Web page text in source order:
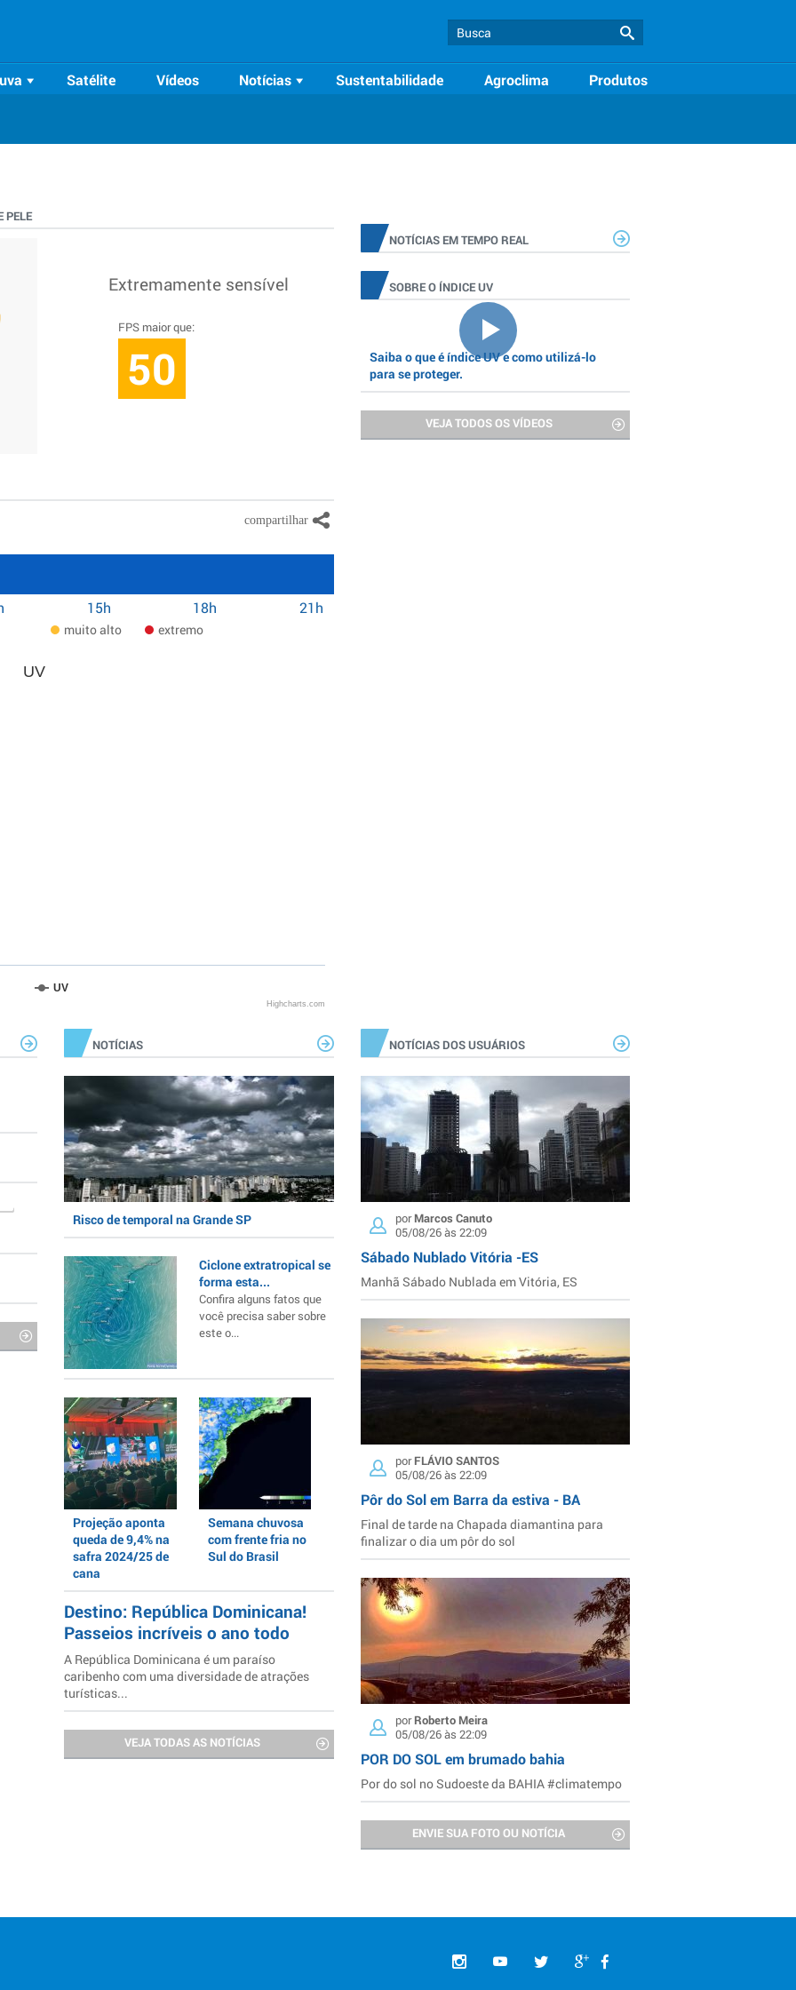
Satélite Vídeos Notícias Sustentabilidade Agroclima Produtos
PELE
Extremamente sensível
FPS maior que:
50
15h 18h 21h
muito alto extremo
UV
UV
Highcharts.com
NOTÍCIAS EM TEMPO REAL
SOBRE O ÍNDICE UV
Saiba o que é índice UV e como utilizá-lo
para se proteger.
VEJA TODOS OS VÍDEOS
NOTÍCIAS
Risco de temporal na Grande SP
Ciclone extratropical se
forma esta...
Confira alguns fatos que
você precisa saber sobre
este o...
Projeção aponta
queda de 9,4% na
safra 2024/25 de
cana
Semana chuvosa
com frente fria no
Sul do Brasil
Destino: República Dominicana!
Passeios incríveis o ano todo
A República Dominicana é um paraíso
caribenho com uma diversidade de atrações
turísticas...
VEJA TODAS AS NOTÍCIAS
NOTÍCIAS DOS USUÁRIOS
porMarcos Canuto
05/08/26 às 22:09
Sábado Nublado Vitória -ES
Manhã Sábado Nublada em Vitória, ES
porFLÁVIO SANTOS
05/08/26 às 22:09
Pôr do Sol em Barra da estiva - BA
Final de tarde na Chapada diamantina para
finalizar o dia um pôr do sol
porRoberto Meira
05/08/26 às 22:09
POR DO SOL em brumado bahia
Por do sol no Sudoeste da BAHIA #climatempo
ENVIE SUA FOTO OU NOTÍCIA